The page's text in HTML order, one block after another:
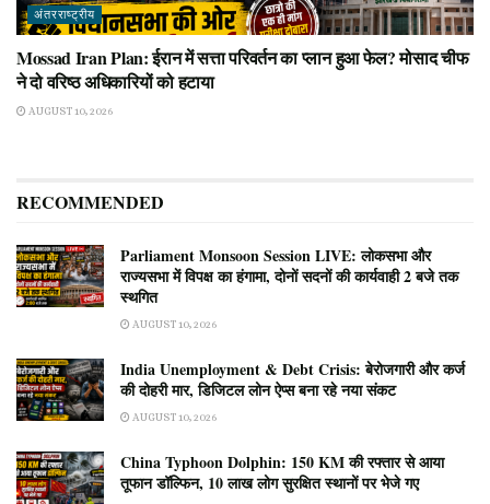
अंतरराष्ट्रीय
Mossad Iran Plan: ईरान में सत्ता परिवर्तन का प्लान हुआ फेल? मोसाद चीफ
ने दो वरिष्ठ अधिकारियों को हटाया
AUGUST 10, 2026
RECOMMENDED
Parliament Monsoon Session LIVE: लोकसभा और
राज्यसभा में विपक्ष का हंगामा, दोनों सदनों की कार्यवाही 2 बजे तक
स्थगित
AUGUST 10, 2026
India Unemployment & Debt Crisis: बेरोजगारी और कर्ज
की दोहरी मार, डिजिटल लोन ऐप्स बना रहे नया संकट
AUGUST 10, 2026
China Typhoon Dolphin: 150 KM की रफ्तार से आया
तूफान डॉल्फिन, 10 लाख लोग सुरक्षित स्थानों पर भेजे गए